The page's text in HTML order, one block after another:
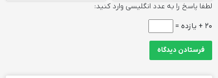
لطفا پاسخ را به عدد انگلیسی وارد کنید:
20 + یازده =